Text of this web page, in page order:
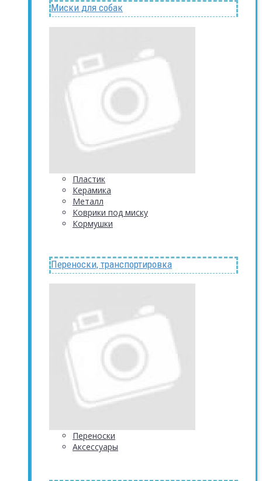
Миски для собак
Пластик
Керамика
Металл
Коврики под миску
Кормушки
Переноски, транспортировка
Переноски
Аксессуары